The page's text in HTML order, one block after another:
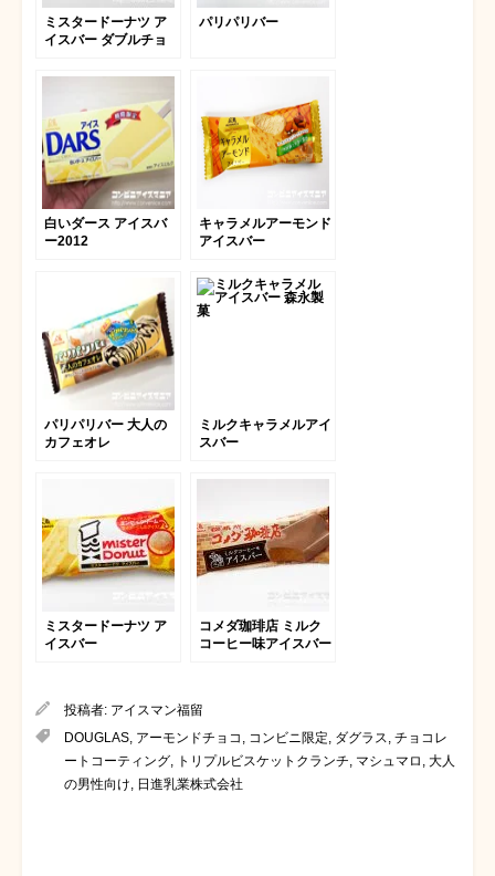
ミスタードーナツ ア
イスバー ダブルチョ
パリパリバー
白いダース アイスバ
ー2012
キャラメルアーモンド
アイスバー
パリパリバー 大人の
カフェオレ
ミルクキャラメルアイ
スバー
ミスタードーナツ ア
イスバー
コメダ珈琲店 ミルク
コーヒー味アイスバー
投稿者: アイスマン福留
DOUGLAS, アーモンドチョコ , コンビニ限定, ダグラス, チョコレ
ートコーティング, トリプルビスケットクランチ, マシュマロ , 大人
の男性向け, 日進乳業株式会社